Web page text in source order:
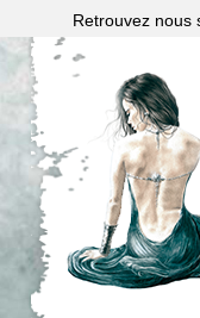
Retrouvez nous